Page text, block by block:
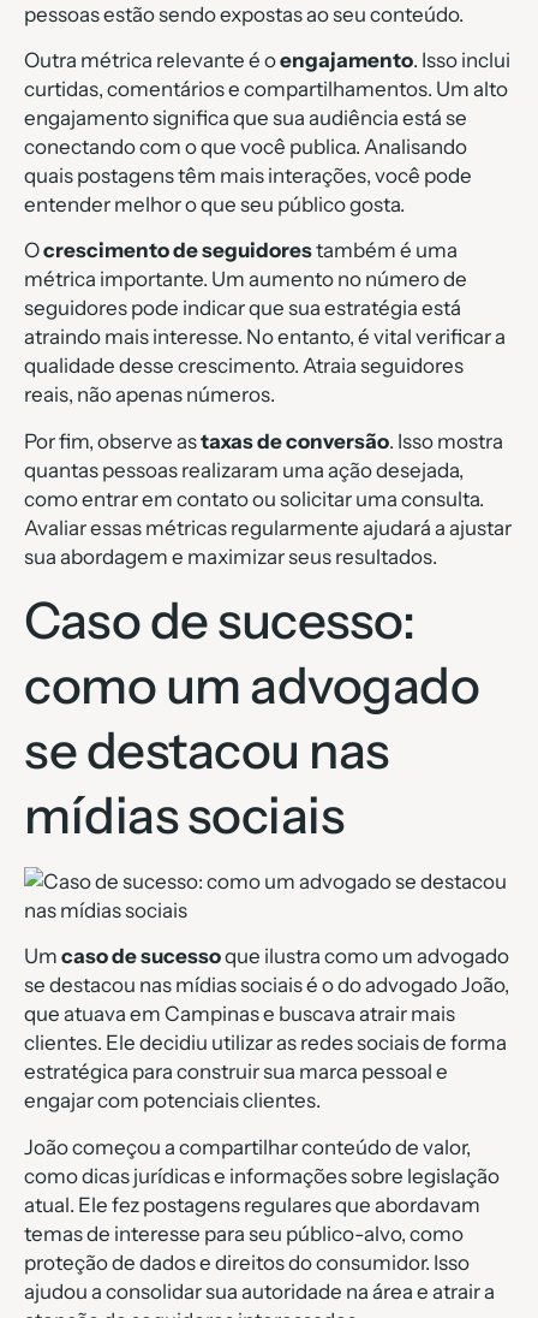
pessoas estão sendo expostas ao seu conteúdo.
Outra métrica relevante é oengajamento. Isso inclui
curtidas, comentários e compartilhamentos. Um alto
engajamento significa que sua audiência está se
conectando com o que você publica. Analisando
quais postagens têm mais interações, você pode
entender melhor o que seu público gosta.
Ocrescimento de seguidorestambém é uma
métrica importante. Um aumento no número de
seguidores pode indicar que sua estratégia está
atraindo mais interesse. No entanto, é vital verificar a
qualidade desse crescimento. Atraia seguidores
reais, não apenas números.
Por fim, observe astaxas de conversão. Isso mostra
quantas pessoas realizaram uma ação desejada,
como entrar em contato ou solicitar uma consulta.
Avaliar essas métricas regularmente ajudará a ajustar
sua abordagem e maximizar seus resultados.
Caso de sucesso:
como um advogado
se destacou nas
mídias sociais
Um caso de sucessoque ilustra como um advogado
se destacou nas mídias sociais é o do advogado João,
que atuava em Campinas e buscava atrair mais
clientes. Ele decidiu utilizar as redes sociais de forma
estratégica para construir sua marca pessoal e
engajar com potenciais clientes.
João começou a compartilhar conteúdo de valor,
como dicas jurídicas e informações sobre legislação
atual. Ele fez postagens regulares que abordavam
temas de interesse para seu público-alvo, como
proteção de dados e direitos do consumidor. Isso
ajudou a consolidar sua autoridade na área e atrair a